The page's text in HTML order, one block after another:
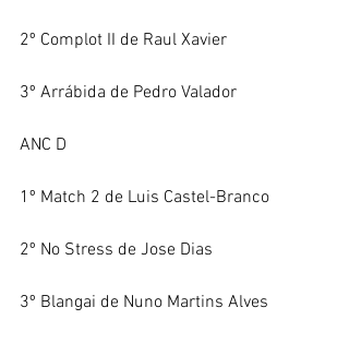
2º Complot II de Raul Xavier
3º Arrábida de Pedro Valador
ANC D
1º Match 2 de Luis Castel-Branco
2º No Stress de Jose Dias
3º Blangai de Nuno Martins Alves